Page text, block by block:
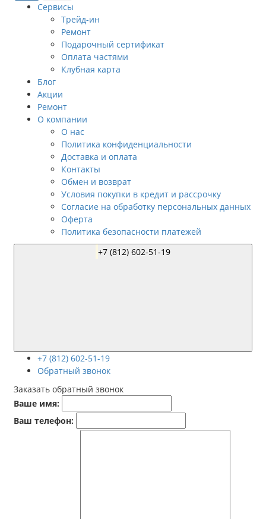
Сервисы
Трейд-ин
Ремонт
Подарочный сертификат
Оплата частями
Клубная карта
Блог
Акции
Ремонт
О компании
О нас
Политика конфиденциальности
Доставка и оплата
Контакты
Обмен и возврат
Условия покупки в кредит и рассрочку
Согласие на обработку персональных данных
Оферта
Политика безопасности платежей
+7 (812) 602-51-19
Обратный звонок
Заказать обратный звонок
Ваше имя:
Ваш телефон: